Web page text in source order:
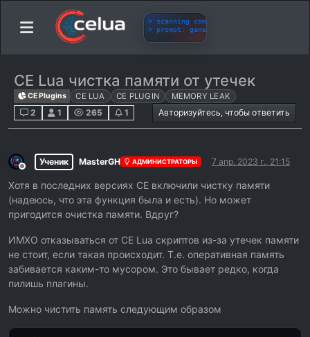
CE Lua чистка памяти от утечек
CE Plugins CE LUA CE PLUGIN MEMORY LEAK
2 1 265 1 Авторизуйтесь, чтобы ответить
Не в сети
Ученик MasterGH АДМИНИСТРАТОРЫ 7 апр. 2023 г., 21:15
Хотя в последних версиях CE включили чистку памяти
(надеюсь, что эта функция была и есть). Но может
пригодится очистка памяти. Вдруг?
ИМХО отказываться от CE Lua скриптов из-за утечек памяти
не стоит, если такая происходит. Т.е. оперативная память
забивается каким-то мусором. Это бывает редко, когда
пилишь плагины.
Можно чистить память следующим образом